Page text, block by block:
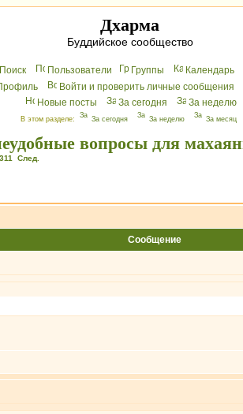
Дхарма
Буддийское сообщество
Поиск Пользователи Группы Календарь
Войти и проверить личные сообщения
Новые посты
За сегодня За неделю
В этом разделе: За сегодня За неделю За месяц
вопросы для
311 След.
Сообщение